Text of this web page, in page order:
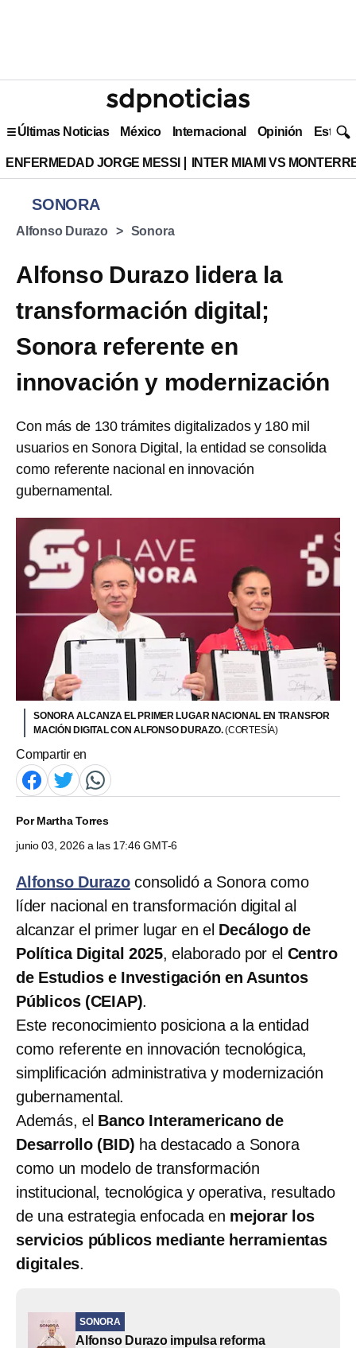
Últimas Noticias México Internacional Opinión Estilo
ENFERMEDAD JORGE MESSI INTER MIAMI VS
SONORA
Alfonso Durazo Sonora
Alfonso Durazo lidera la
transformación digital;
Sonora referente en
innovación y modernización
Con más de 130 trámites digitalizados y 180 mil
usuarios en Sonora Digital, la entidad se consolida
como referente nacional en innovación
gubernamental.
SONORA ALCANZA EL PRIMER LUGAR NACIONAL EN TRANSFOR
MACIÓN DIGITAL CON ALFONSO DURAZO.(CORTESÍA)
Compartir en
PorMartha Torres
junio 03, 2026 a las 17:46 GMT-6
Alfonso Durazoconsolidó a Sonora como
líder nacional en transformación digital al
alcanzar el primer lugar en el Decálogo de
Política Digital 2025, elaborado por el Centro
de Estudios e Investigación en Asuntos
Públicos (CEIAP).
Este reconocimiento posiciona a la entidad
como referente en innovación tecnológica,
simplificación administrativa y modernización
gubernamental.
Además, el Banco Interamericano de
Desarrollo (BID) ha destacado a Sonora
como un modelo de transformación
institucional, tecnológica y operativa, resultado
de una estrategia enfocada en mejorar los
servicios públicos mediante herramientas
digitales.
SONORA
Alfonso Durazo impulsa reforma